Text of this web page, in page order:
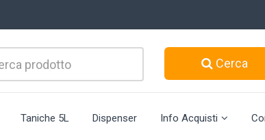
Cerca
Taniche 5L Dispenser Info Acquisti